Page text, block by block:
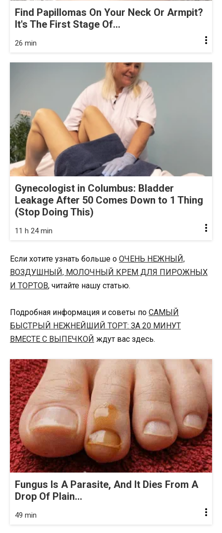
Find Papillomas On Your Neck Or Armpit?
It's The First Stage Of...
26 min
Gynecologist in Columbus: Bladder
Leakage After 50 Comes Down to 1 Thing
(Stop Doing This)
11 h 24 min
Если хотите узнать больше о ОЧЕНЬ НЕЖНЫЙ,
ВОЗДУШНЫЙ, МОЛОЧНЫЙ КРЕМ ДЛЯ ПИРОЖНЫХ
И ТОРТОВ, читайте нашу статью.
Подробная информация и советы по САМЫЙ
БЫСТРЫЙ НЕЖНЕЙШИЙ ТОРТ: ЗА 20 МИНУТ
ВМЕСТЕ С ВЫПЕЧКОЙ ждут вас здесь.
Fungus Is A Parasite, And It Dies From A
Drop Of Plain...
49 min